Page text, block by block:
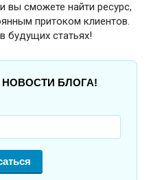
вы сможете найти ресурс,
притоком клиентов.
будущих статьях!
БЛОГА!